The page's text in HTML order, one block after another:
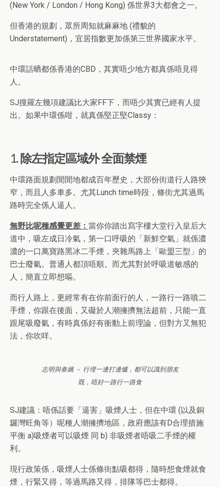
(New York / London / Hong Kong) 係世界3大都會之一。
但香港的規劃，眾所周知就麻麻地 (禮貌的
Understatement)，宜居指數更加係第三世界國家水平。
中環話晒都係香港的CBD，其實唔少地方都真係唔見得
人。
SJ搜羅左幾項建議比大家FF下，而唔少其實已經有人提
出。如果中環係咁，就真係堅正堅Classy：
1. 除左指定區域外 全面禁煙
中環路面規劃閒閒地都成百年歷史，大部份街道行人路狹
窄，而且人多車多。尤其Lunch time時段，條街尤其過馬
路時完全係人逼人。
無野比呢種感覺更差： 當你你踏出寫字樓大堂行入皇后大
道中，吸左成日冷氣，第一口呼吸的「新鮮空氣」就係濃
濃的一口萬寶路黑冰二手煙，夾雜馬路上「歐盟三型」的
巴士廢氣。普通人都頂唔順。而尤其對於呼吸道敏感的
人，簡直立即想嘔。
而行人路上，更經常有在你前面行的人，一路行一路噴二
手煙，你跟在後面，又礙於人潮擁擠無法超前，只能一直
跟尾吸廢氣，有時真係好有衝動上前理論，但對方又無犯
法，你吹咩。
志明與春嬌 － 行埋一邊打邊爐，都可以識到朋友
既，唔好一路行一路食
SJ建議：唔係話要「逼害」吸煙人士，但在中環 (以及銅
鑼灣旺角等）呢種人潮擁擠地區，政府應該有D合理措施
平衡 a)吸煙者可以吸煙 同 b) 非吸煙者唔吸二手煙的權
利。
現行政策係，吸煙人士係條街點吸都得，隨時想食煙就食
煙，行緊又得，等過馬路又得，排隊等巴士都得。